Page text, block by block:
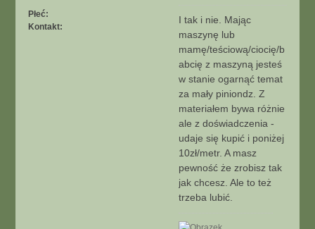
Płeć:
Kontakt:
tI tak i nie. Mając
maszynę lub
mamę/teściową/ciocię/b
abcię z maszyną jesteś
w stanie ogarnąć temat
za mały piniondz. Z
materiałem bywa różnie
ale z doświadczenia -
udaje się kupić i poniżej
10zł/metr. A masz
pewność że zrobisz tak
jak chcesz. Ale to też
trzeba lubić.